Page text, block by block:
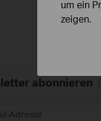
abonnieren
Adresse
um ein
zeigen.